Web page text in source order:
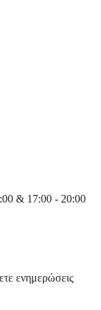
& 17:00 - 20:00
ενημερώσεις